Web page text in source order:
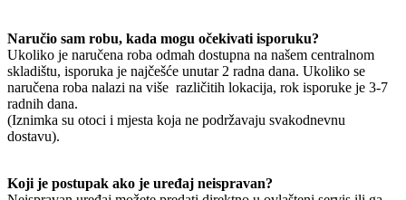
Naručio sam robu, kada mogu očekivati isporuku?
Ukoliko je naručena roba odmah dostupna na našem centralnom
skladištu, isporuka je najčešće unutar 2 radna dana. Ukoliko se
naručena roba nalazi na više različitih lokacija, rok isporuke je 3-7
radnih dana.
(Iznimka su otoci i mjesta koja ne podržavaju svakodnevnu
dostavu).
Koji je postupak ako je uređaj neispravan?